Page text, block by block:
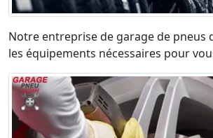
Notre entreprise de garage de pneus
les équipements nécessaires pour